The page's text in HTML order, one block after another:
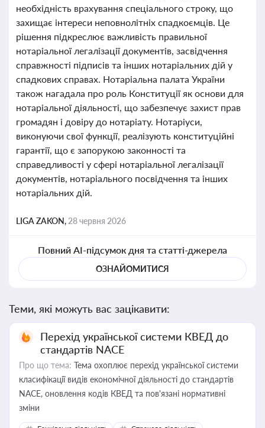
необхідність врахування спеціального строку, що
захищає інтереси неповнолітніх спадкоємців. Це
рішення підкреслює важливість правильної
нотаріальної легалізації документів, засвідчення
справжності підписів та інших нотаріальних дій у
спадкових справах. Нотаріальна палата України
також нагадала про роль Конституції як основи для
нотаріальної діяльності, що забезпечує захист прав
громадян і довіру до нотаріату. Нотаріуси,
виконуючи свої функції, реалізують конституційні
гарантії, що є запорукою законності та
справедливості у сфері нотаріальної легалізації
документів, нотаріального посвідчення та інших
нотаріальних дій.
LIGA ZAKON, 28 червня 2026
Повний AI-підсумок дня та статті-джерела
ОЗНАЙОМИТИСЯ
Теми, які можуть вас зацікавити:
Перехід української системи КВЕД до
стандартів NACE
Про що тема: Тема охоплює перехід української системи
класифікації видів економічної діяльності до стандартів
NACE, оновлення кодів КВЕД та пов'язані нормативні
зміни